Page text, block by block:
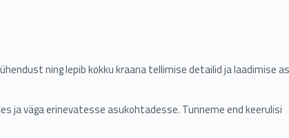
ning lepib kokku kraana tellimise detailid ja laadimise
ja väga erinevatesse asukohtadesse. Tunneme end keerulisi